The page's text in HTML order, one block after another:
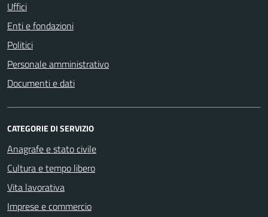
Uffici
Enti e fondazioni
Politici
Personale amministrativo
Documenti e dati
CATEGORIE DI SERVIZIO
Anagrafe e stato civile
Cultura e tempo libero
Vita lavorativa
Imprese e commercio